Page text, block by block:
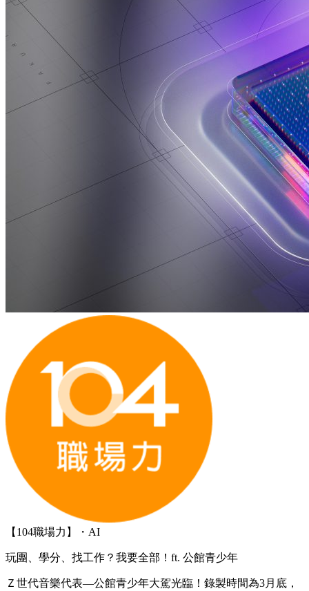
【104職場力】・AI
玩團、學分、找工作？我要全部！ft. 公館青少年
Ｚ世代音樂代表—公館青少年大駕光臨！錄製時間為3月底，